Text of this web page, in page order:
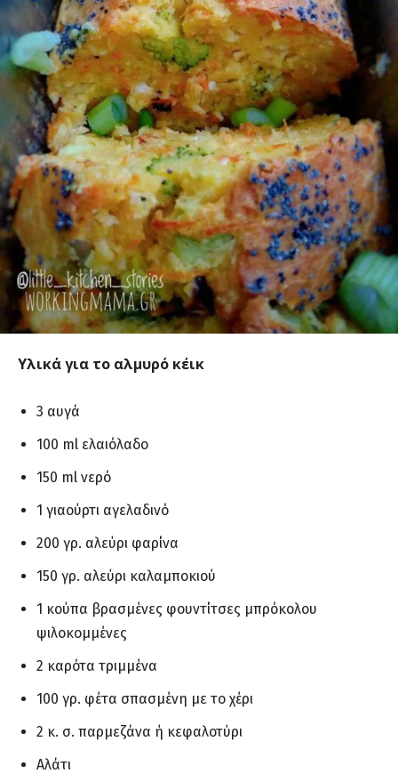
Υλικά για το αλμυρό κέικ
3 αυγά
100 ml ελαιόλαδο
150 ml νερό
1 γιαούρτι αγελαδινό
200 γρ. αλεύρι φαρίνα
150 γρ. αλεύρι καλαμποκιού
1 κούπα βρασμένες φουντίτσες μπρόκολου
ψιλοκομμένες
2 καρότα τριμμένα
100 γρ. φέτα σπασμένη με το χέρι
2 κ. σ. παρμεζάνα ή κεφαλοτύρι
Αλάτι